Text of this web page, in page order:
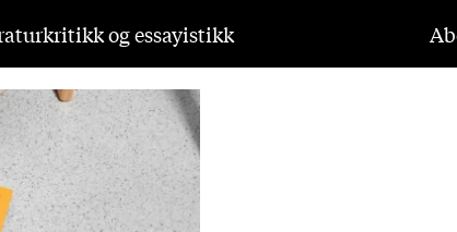
og essayistikk